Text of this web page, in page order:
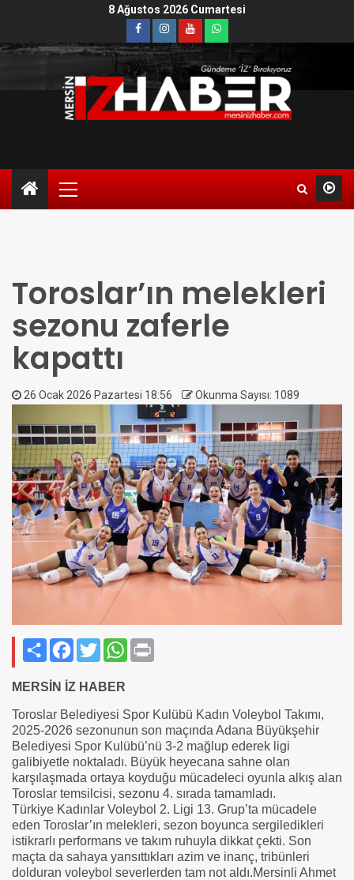
8 Ağustos 2026 Cumartesi
Toroslar’ın melekleri
sezonu zaferle
kapattı
26 Ocak 2026 Pazartesi 18:56 Okunma Sayısı: 1089
PaylaşFacebook
TwitterWhatsApp
MERSİN İZ HABER
Toroslar Belediyesi Spor Kulübü Kadın Voleybol Takımı,
2025-2026 sezonunun son maçında Adana Büyükşehir
Belediyesi Spor Kulübü’nü 3-2 mağlup ederek ligi
galibiyetle noktaladı. Büyük heyecana sahne olan
karşılaşmada ortaya koyduğu mücadeleci oyunla alkış alan
Toroslar temsilcisi, sezonu 4. sırada tamamladı.
Türkiye Kadınlar Voleybol 2. Ligi 13. Grup’ta mücadele
eden Toroslar’ın melekleri, sezon boyunca sergiledikleri
istikrarlı performans ve takım ruhuyla dikkat çekti. Son
maçta da sahaya yansıttıkları azim ve inanç, tribünleri
dolduran voleybol severlerden tam not aldı.Mersinli Ahmet